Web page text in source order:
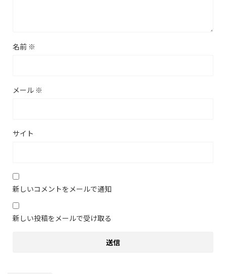
名前 ※
メール ※
サイト
新しいコメントをメールで通知
新しい投稿をメールで受け取る